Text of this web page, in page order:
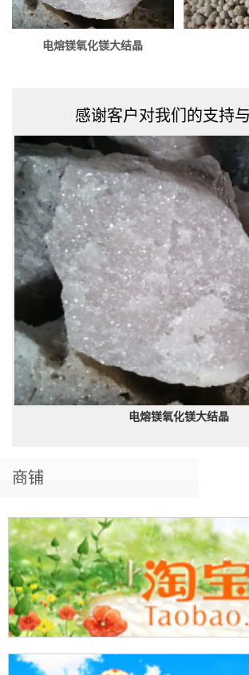
电熔镁氧化镁大结晶
感谢客户对我们的支持
电熔镁氧化镁大结晶
商铺